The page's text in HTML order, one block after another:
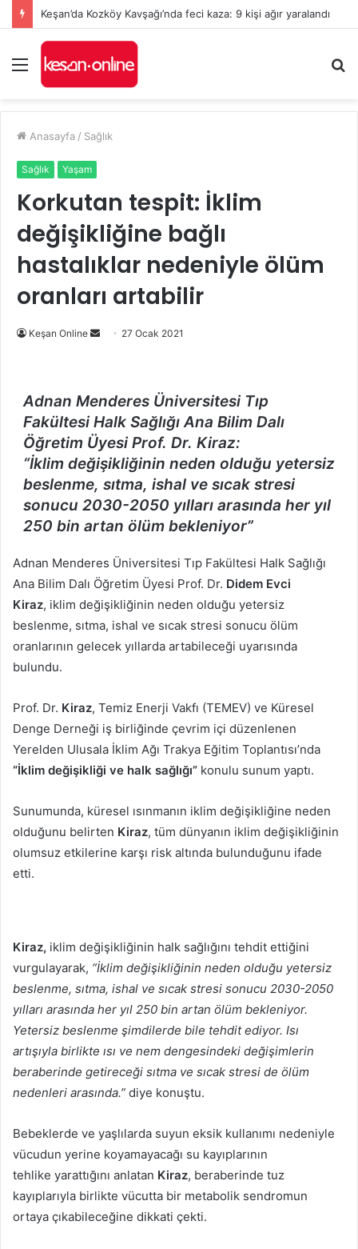
Keşan’da Kozköy Kavşağı’nda feci kaza: 9 kişi ağır yaralandı
Menü
...
Anasayfa / Sağlık
Sağlık Yaşam
Korkutan tespit: İklim
değişikliğine bağlı
hastalıklar nedeniyle ölüm
oranları artabilir
Keşan Online
Bir
27 Ocak 2021
Adnan Menderes Üniversitesi Tıp
Fakültesi Halk Sağlığı Ana Bilim Dalı
Öğretim Üyesi Prof. Dr. Kiraz:
“İklim değişikliğinin neden olduğu yetersiz
beslenme, sıtma, ishal ve sıcak stresi
sonucu 2030-2050 yılları arasında her yıl
250 bin artan ölüm bekleniyor”
Adnan Menderes Üniversitesi Tıp Fakültesi Halk Sağlığı
Ana Bilim Dalı Öğretim Üyesi Prof. Dr. Didem Evci
Kiraz, iklim değişikliğinin neden olduğu yetersiz
beslenme, sıtma, ishal ve sıcak stresi sonucu ölüm
oranlarının gelecek yıllarda artabileceği uyarısında
bulundu.
Prof. Dr. Kiraz, Temiz Enerji Vakfı (TEMEV) ve Küresel
Denge Derneği iş birliğinde çevrim içi düzenlenen
Yerelden Ulusala İklim Ağı Trakya Eğitim Toplantısı’nda
“İklim değişikliği ve halk sağlığı” konulu sunum yaptı.
Sunumunda, küresel ısınmanın iklim değişikliğine neden
olduğunu belirten Kiraz, tüm dünyanın iklim değişikliğinin
olumsuz etkilerine karşı risk altında bulunduğunu ifade
etti.
Kiraz, iklim değişikliğinin halk sağlığını tehdit ettiğini
vurgulayarak, “İklim değişikliğinin neden olduğu yetersiz
beslenme, sıtma, ishal ve sıcak stresi sonucu 2030-2050
yılları arasında her yıl 250 bin artan ölüm bekleniyor.
Yetersiz beslenme şimdilerde bile tehdit ediyor. Isı
artışıyla birlikte ısı ve nem dengesindeki değişimlerin
beraberinde getireceği sıtma ve sıcak stresi de ölüm
nedenleri arasında.” diye konuştu.
Bebeklerde ve yaşlılarda suyun eksik kullanımı nedeniyle
vücudun yerine koyamayacağı su kayıplarının
tehlike yarattığını anlatan Kiraz, beraberinde tuz
kayıplarıyla birlikte vücutta bir metabolik sendromun
ortaya çıkabileceğine dikkati çekti.